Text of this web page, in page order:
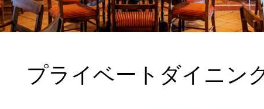
バレステロスバー
ゴルフヴィラ
連絡先
プライベートダイニン